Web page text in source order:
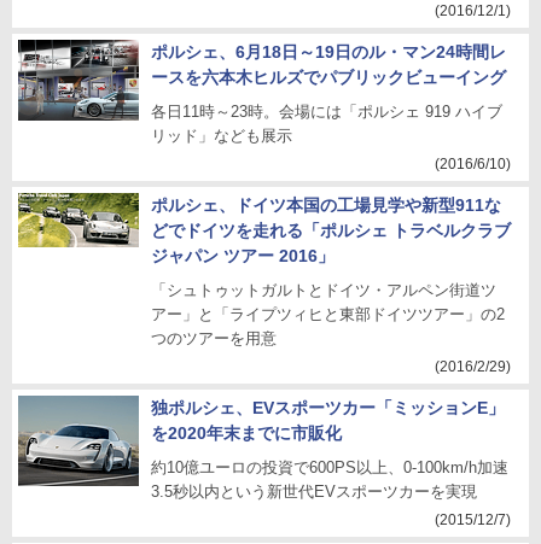
(2016/12/1)
ポルシェ、6月18日～19日のル・マン24時間レ
ースを六本木ヒルズでパブリックビューイング
各日11時～23時。会場には「ポルシェ 919 ハイブ
リッド」なども展示
(2016/6/10)
ポルシェ、ドイツ本国の工場見学や新型911な
どでドイツを走れる「ポルシェ トラベルクラブ
ジャパン ツアー 2016」
「シュトゥットガルトとドイツ・アルペン街道ツ
アー」と「ライプツィヒと東部ドイツツアー」の2
つのツアーを用意
(2016/2/29)
独ポルシェ、EVスポーツカー「ミッションE」
を2020年末までに市販化
約10億ユーロの投資で600PS以上、0-100km/h加速
3.5秒以内という新世代EVスポーツカーを実現
(2015/12/7)